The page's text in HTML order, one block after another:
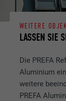
LASSEN SIE
WEITERE
Die PREFA
Aluminium
weitere
PREFA